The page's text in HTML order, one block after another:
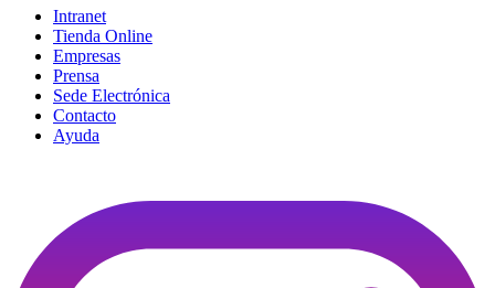
Intranet
Tienda Online
Empresas
Prensa
Sede Electrónica
Contacto
Ayuda